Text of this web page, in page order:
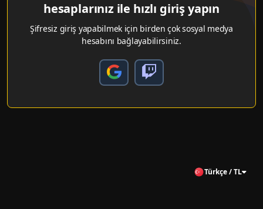
hesaplarınız ile hızlı giriş yapın
Şifresiz giriş yapabilmek için birden çok sosyal medya
hesabını bağlayabilirsiniz.
Türkçe / TL